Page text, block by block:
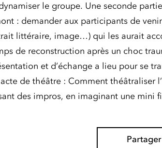
le groupe. Une seconde
: demander aux participants de
littéraire, image…) qui les aurait
de reconstruction après un choc
et d’échange a lieu pour se
de théâtre : Comment théâtraliser
des impros, en imaginant une mini
Partager